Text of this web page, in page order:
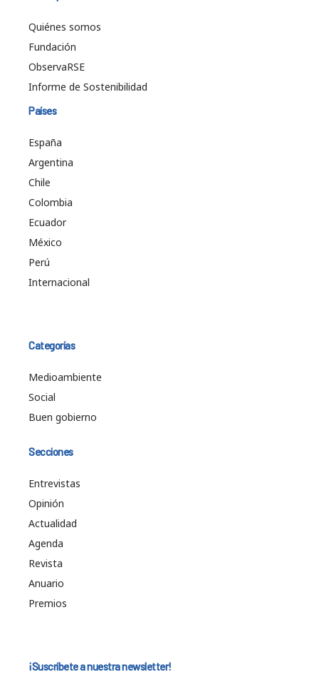
Quiénes somos
Fundación
ObservaRSE
Informe de Sostenibilidad
Países
España
Argentina
Chile
Colombia
Ecuador
México
Perú
Internacional
Categorías
Medioambiente
Social
Buen gobierno
Secciones
Entrevistas
Opinión
Actualidad
Agenda
Revista
Anuario
Premios
¡Suscríbete a nuestra newsletter!